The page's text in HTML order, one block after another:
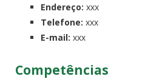
Endereço: xxx
Telefone: xxx
E-mail: xxx
Competências